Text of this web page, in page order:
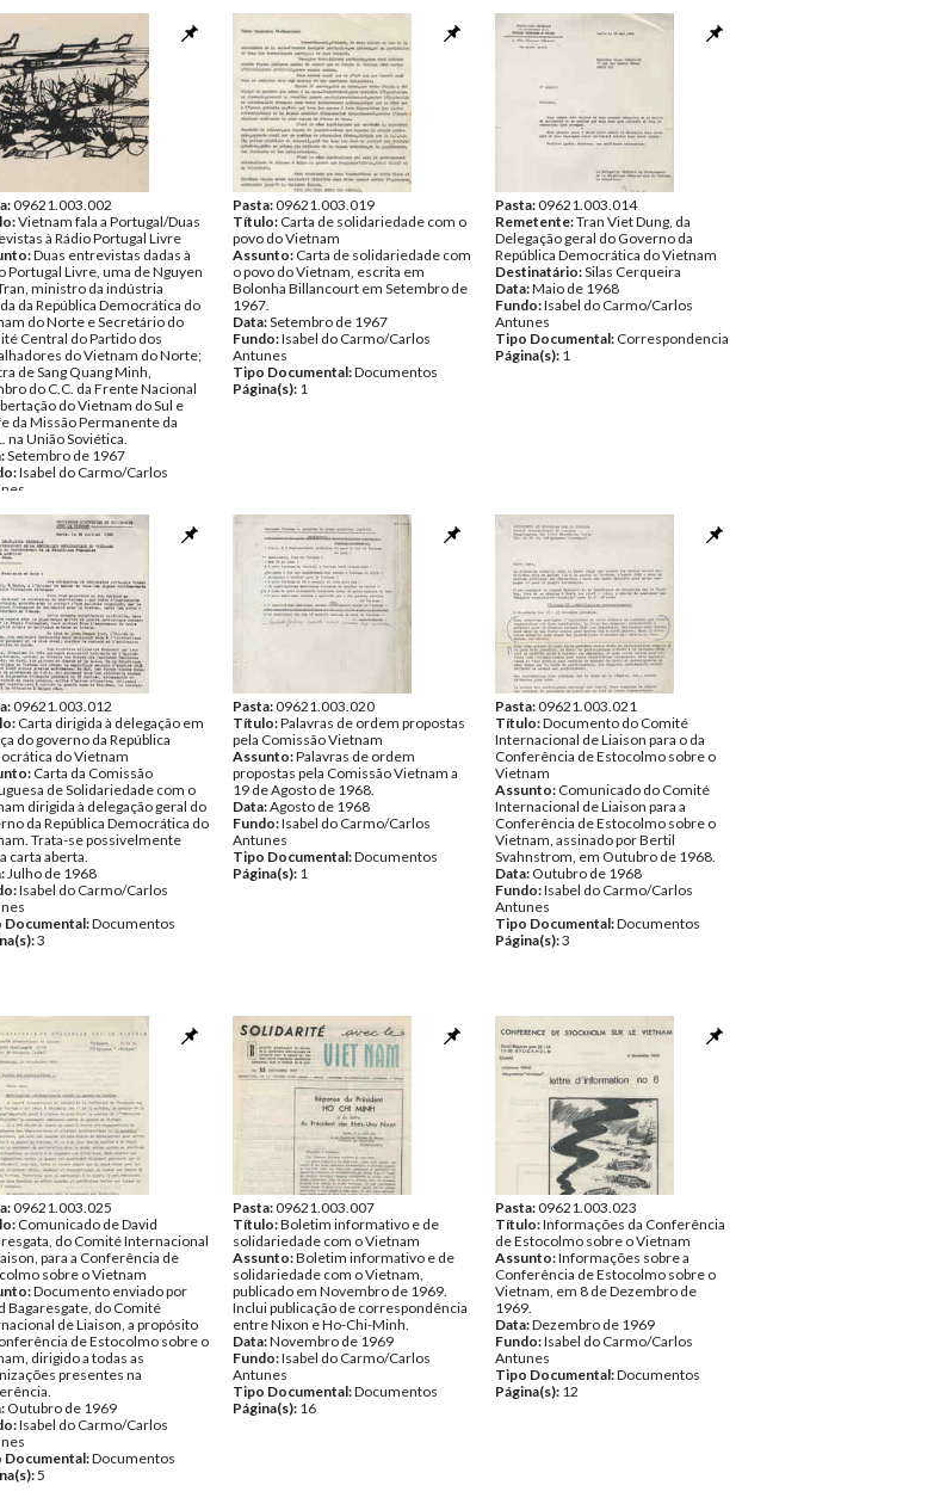
09621.003.002
Vietnam fala a Portugal/Duas
à Rádio Portugal Livre
Duas entrevistas dadas à
Portugal Livre, uma de Nguyen
ministro da indústria
da República Democrática do
do Norte e Secretário do
Central do Partido dos
do Vietnam do Norte;
de Sang Quang Minh,
do C.C. da Frente Nacional
do Vietnam do Sul e
da Missão Permanente da
na União Soviética.
Setembro de 1967
Isabel do Carmo/Carlos
Pasta:09621.003.019
Título: Carta de solidariedade com o
povo do Vietnam
Assunto: Carta de solidariedade com
o povo do Vietnam, escrita em
Bolonha Billancourt em Setembro de
1967.
Data:Setembro de 1967
Fundo:Isabel do Carmo/Carlos
Antunes
Tipo Documental:Documentos
Página(s): 1
Pasta:09621.003.014
Remetente:Tran Viet Dung, da
Delegação geral do Governo da
República Democrática do Vietnam
Destinatário:Silas Cerqueira
Data:Maio de 1968
Fundo:Isabel do Carmo/Carlos
Antunes
Tipo Documental: Correspondencia
Página(s): 1
09621.003.012
Carta dirigida à delegação em
do governo da República
do Vietnam
Carta da Comissão
de Solidariedade com o
dirigida à delegação geral do
da República Democrática do
Trata-se possivelmente
carta aberta.
Julho de 1968
Isabel do Carmo/Carlos
Documental:Documentos
3
Pasta:09621.003.020
Título:Palavras de ordem propostas
pela Comissão Vietnam
Assunto:Palavras de ordem
propostas pela Comissão Vietnam a
19 de Agosto de 1968.
Data:Agosto de 1968
Fundo:Isabel do Carmo/Carlos
Antunes
Tipo Documental:Documentos
Página(s): 1
Pasta:09621.003.021
Título:Documento do Comité
Internacional de Liaison para o da
Conferência de Estocolmo sobre o
Vietnam
Assunto: Comunicado do Comité
Internacional de Liaison para a
Conferência de Estocolmo sobre o
Vietnam, assinado por Bertil
Svahnstrom, em Outubro de 1968.
Data: Outubro de 1968
Fundo:Isabel do Carmo/Carlos
Antunes
Tipo Documental:Documentos
Página(s):3
09621.003.025
Comunicado de David
do Comité Internacional
para a Conferência de
sobre o Vietnam
Documento enviado por
Bagaresgate, do Comité
de Liaison, a propósito
de Estocolmo sobre o
dirigido a todas as
presentes na
Outubro de 1969
Isabel do Carmo/Carlos
Documental:Documentos
5
Pasta:09621.003.007
Título:Boletim informativo e de
solidariedade com o Vietnam
Assunto:Boletim informativo e de
solidariedade com o Vietnam,
publicado em Novembro de 1969.
Inclui publicação de correspondência
entre Nixon e Ho-Chi-Minh.
Data:Novembro de 1969
Fundo:Isabel do Carmo/Carlos
Antunes
Tipo Documental:Documentos
Página(s): 16
Pasta:09621.003.023
Título:Informações da Conferência
de Estocolmo sobre o Vietnam
Assunto:Informações sobre a
Conferência de Estocolmo sobre o
Vietnam, em 8 de Dezembro de
1969.
Data:Dezembro de 1969
Fundo:Isabel do Carmo/Carlos
Antunes
Tipo Documental:Documentos
Página(s): 12